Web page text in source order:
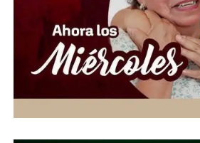
aclaró que, aunque alcanzó la
se ha debilitado a categoría 4 y
las costas mexicanas, por lo que
directo para el país. Asimismo, se
viento de hasta 40 kilómetros por
miércoles, condiciones que